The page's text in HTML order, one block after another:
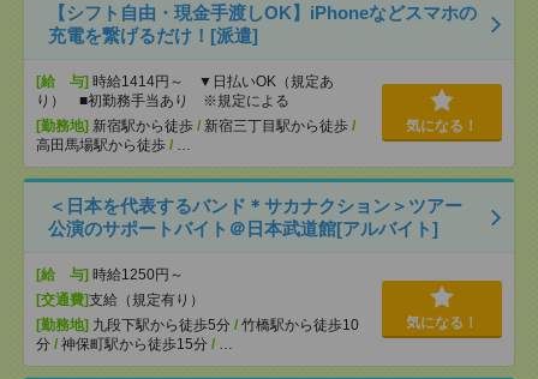
【シフト自由・現金手渡しOK】iPhoneなどスマホの
充電を繋げるだけ！[派遣]
[給 与] 時給1414円～ ▼日払いOK（規定あ
り） ■初勤務手当あり ※規定による
[勤務地] 新宿駅から徒歩 / 新宿三丁目駅から徒歩 /
高田馬場駅から徒歩 / …
気になる！
＜日本を代表するバンド＊サカナクション＞ツアー
公演のサポートバイト＠日本武道館[アルバイト]
[給 与] 時給1250円～
[交通費]支給（規定有り）
[勤務地] 九段下駅から徒歩5分 / 竹橋駅から徒歩10
分 / 神保町駅から徒歩15分 / …
気になる！